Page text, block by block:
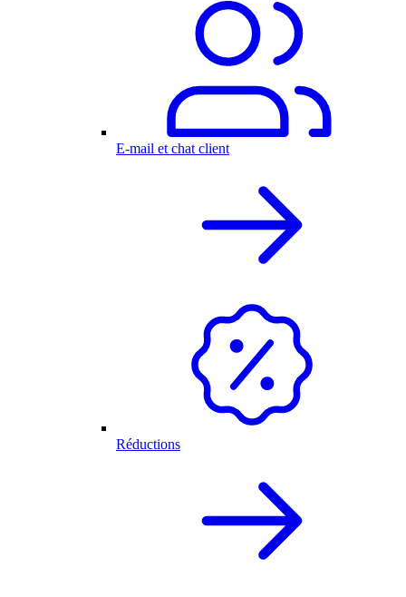
E-mail et chat client
Réductions